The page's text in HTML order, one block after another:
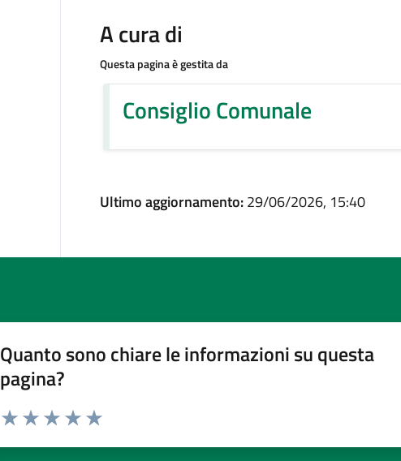
A cura di
Questa pagina è gestita da
Consiglio Comunale
Ultimo aggiornamento:29/06/2026, 15:40
Quanto sono chiare le informazioni su questa
pagina?